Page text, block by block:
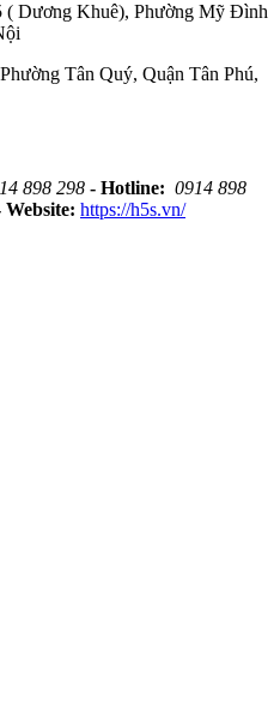
Dương Khuê), Phường Mỹ Đình
Tân Quý, Quận Tân Phú,
898 298 - Hotline: 0914 898
Website: https://h5s.vn/